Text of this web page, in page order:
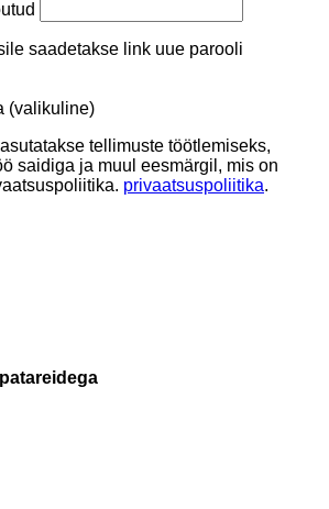
saadetakse link uue parooli
(valikuline)
tellimuste töötlemiseks,
saidiga ja muul eesmärgil, mis on
privaatsuspoliitika.